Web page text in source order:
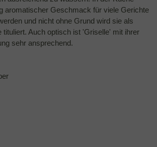
aromatischer Geschmack für viele Gerichte
und nicht ohne Grund wird sie als
tituliert. Auch optisch ist 'Griselle' mit ihrer
sehr ansprechend.